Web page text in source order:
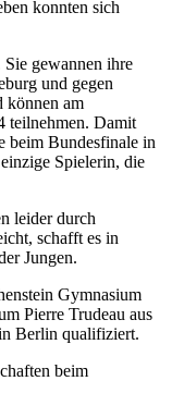
konnten sich
gewannen ihre
und gegen
können am
teilnehmen. Damit
beim Bundesfinale in
Spielerin, die
leider durch
schafft es in
Jungen.
Gymnasium
Pierre Trudeau aus
Berlin qualifiziert.
beim